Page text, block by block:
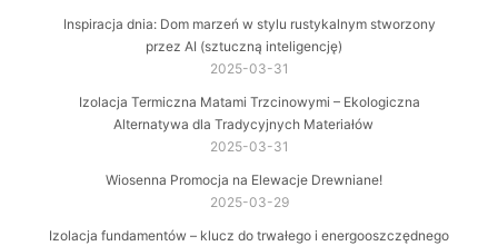
Inspiracja dnia: Dom marzeń w stylu rustykalnym stworzony
przez AI (sztuczną inteligencję)
2025-03-31
Izolacja Termiczna Matami Trzcinowymi – Ekologiczna
Alternatywa dla Tradycyjnych Materiałów
2025-03-31
Wiosenna Promocja na Elewacje Drewniane!
2025-03-29
Izolacja fundamentów – klucz do trwałego i energooszczędnego